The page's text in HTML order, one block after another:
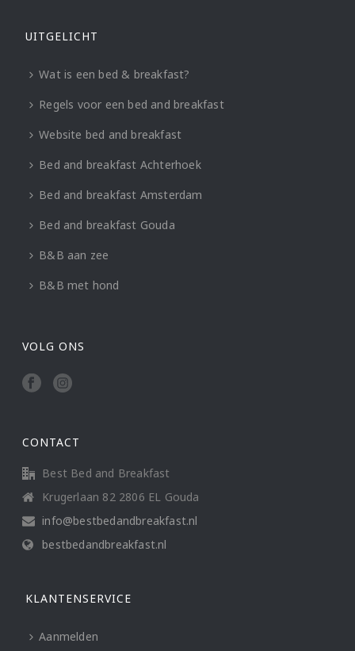
UITGELICHT
Wat is een bed & breakfast?
Regels voor een bed and breakfast
Website bed and breakfast
Bed and breakfast Achterhoek
Bed and breakfast Amsterdam
Bed and breakfast Gouda
B&B aan zee
B&B met hond
VOLG ONS
CONTACT
Best Bed and Breakfast
Krugerlaan 82 2806 EL Gouda
info@bestbedandbreakfast.nl
bestbedandbreakfast.nl
KLANTENSERVICE
Aanmelden